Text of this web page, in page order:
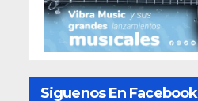
Siguenos En Facebook